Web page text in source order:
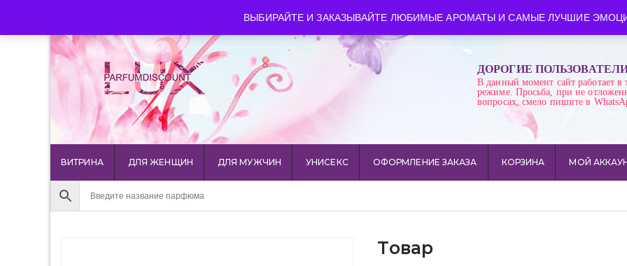
ВЫБИРАЙТЕ И ЗАКАЗЫВАЙТЕ ЛЮБИМЫЕ АРОМАТЫ И САМЫЕ ЛУЧШИЕ
+7 903 544 11 18 г. Москва Время работы: пн-сб 10:00-21:00
ДОРОГИЕ
В данный момент сайт работает в
режиме. Просьба, при не
вопросах, смело пишите в
ВИТРИНА ДЛЯ ЖЕНЩИН ДЛЯ МУЖЧИН УНИСЕКС ОФОРМЛЕНИЕ ЗАКАЗА КОРЗИНА МОЙ
Товар